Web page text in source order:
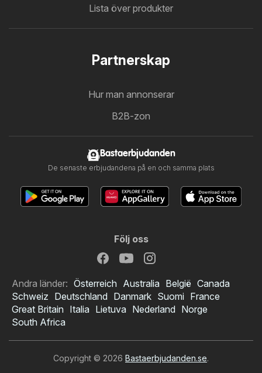
Lista över produkter
Partnerskap
Hur man annonserar
B2B-zon
Bastaerbjudanden
De senaste erbjudandena på en och samma plats
Följ oss
Andra länder: Österreich Australia België Canada
Schweiz Deutschland Danmark Suomi France
Great Britain Italia Lietuva Nederland Norge
South Africa
Copyright © 2026 Bastaerbjudanden.se.